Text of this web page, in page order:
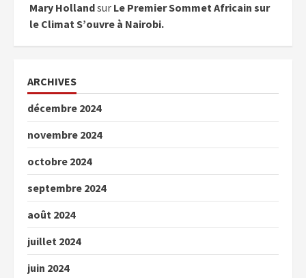
Mary Hollandsur Le Premier Sommet Africain sur
le Climat S’ouvre à Nairobi.
ARCHIVES
décembre 2024
novembre 2024
octobre 2024
septembre 2024
août 2024
juillet 2024
juin 2024